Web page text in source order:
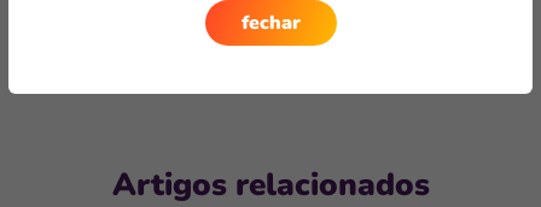
Entre em contato
Artigos relacionados
fechar